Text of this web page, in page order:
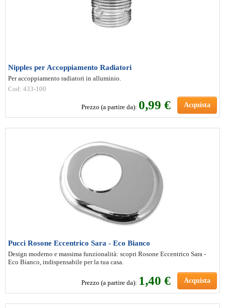
Nipples per Accoppiamento Radiatori
Per accoppiamento radiatori in alluminio.
Cod: 433-100
Prezzo (a partire da): 0,99 € Acquista
Pucci Rosone Eccentrico Sara - Eco Bianco
Design moderno e massima funzionalità: scopri Rosone Eccentrico Sara -
Eco Bianco, indispensabile per la tua casa.
Prezzo (a partire da): 1,40 € Acquista